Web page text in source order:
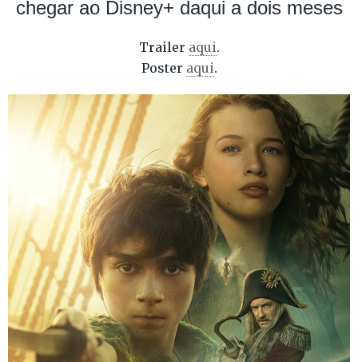
chegar ao Disney+ daqui a dois meses
Trailer aqui.
Poster aqui.